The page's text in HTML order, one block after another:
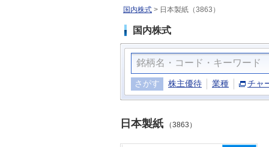
国内株式 > 日本製紙（3863）
国内株式
さがす 株主優待 業種 チャ
日本製紙 （3863）